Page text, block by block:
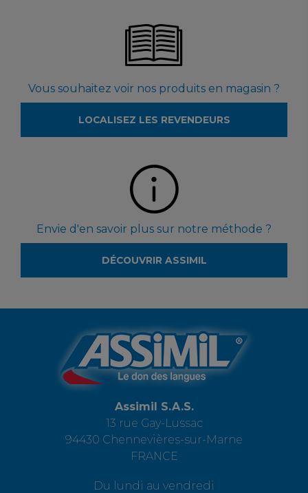
Vous souhaitez voir nos produits en magasin ?
LOCALISEZ LES REVENDEURS
Envie d'en savoir plus sur notre méthode ?
DÉCOUVRIR ASSIMIL
Assimil S.A.S.
13 rue Gay-Lussac
94430 Chennevières-sur-Marne
FRANCE
Du lundi au vendredi